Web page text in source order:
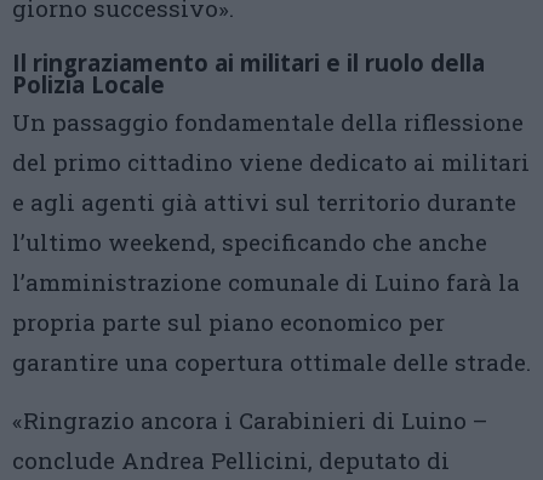
giorno successivo».
Il ringraziamento ai militari e il ruolo della
Polizia Locale
Un passaggio fondamentale della riflessione
del primo cittadino viene dedicato ai militari
e agli agenti già attivi sul territorio durante
l’ultimo weekend, specificando che anche
l’amministrazione comunale di Luino farà la
propria parte sul piano economico per
garantire una copertura ottimale delle strade.
«Ringrazio ancora i Carabinieri di Luino –
conclude Andrea Pellicini, deputato di